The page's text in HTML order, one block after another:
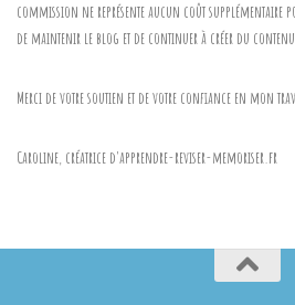
commission ne représente aucun coût supplémentaire
de maintenir le blog et de continuer à créer du
Merci de votre soutien et de votre confiance en mon
Caroline, créatrice d'apprendre-reviser-memoriser.fr